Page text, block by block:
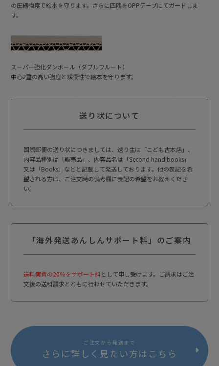
の圧縮強度で絵本を守ります。さらに四隅をOPPテープにてガードしま
す。
スーパー強化ダンボール（ダブルフルート）
中心2重の高い強度と緩衝性で絵本を守ります。
送り状について
国際郵便の送り状につきましては、送り主は「こども古本店」、
内容品種別は「販売品」、内容品名は「Second hand books」
又は「Books」などと記載して発送しております。他の表記を希
望される方は、ご注文時の備考欄に表記の希望をお教えくださ
い。
「海外発送あんしんサポート料」のご案内
送料実費の20％をサポート料として申し受けます。ご請求はご注
文後の送料請求とともに行わせていただきます。
ご注文から発送まで
さらに詳しく見たい方はこちら